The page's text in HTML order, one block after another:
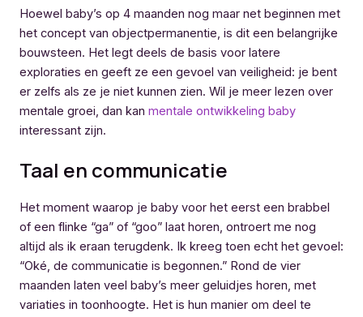
Hoewel baby’s op 4 maanden nog maar net beginnen met
het concept van objectpermanentie, is dit een belangrijke
bouwsteen. Het legt deels de basis voor latere
exploraties en geeft ze een gevoel van veiligheid: je bent
er zelfs als ze je niet kunnen zien. Wil je meer lezen over
mentale groei, dan kan mentale ontwikkeling baby
interessant zijn.
Taal en communicatie
Het moment waarop je baby voor het eerst een brabbel
of een flinke “ga” of “goo” laat horen, ontroert me nog
altijd als ik eraan terugdenk. Ik kreeg toen echt het gevoel:
“Oké, de communicatie is begonnen.” Rond de vier
maanden laten veel baby’s meer geluidjes horen, met
variaties in toonhoogte. Het is hun manier om deel te